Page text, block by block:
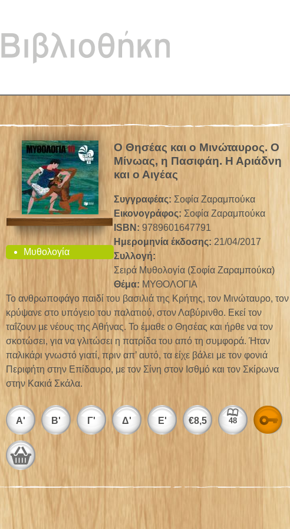
Μυθολογία
Ο Θησέας και ο Μινώταυρος. Ο
Μίνωας, η Πασιφάη. Η Αριάδνη
και ο Αιγέας
Συγγραφέας: Σοφία Ζαραμπούκα
Εικονογράφος: Σοφία Ζαραμπούκα
ISBN:9789601647791
Ημερομηνία έκδοσης: 21/04/2017
Συλλογή:
Σειρά Μυθολογία (Σοφία Ζαραμπούκα)
Θέμα: ΜΥΘΟΛΟΓΙΑ
Το ανθρωποφάγο παιδί του βασιλιά της Κρήτης, τον Μινώταυρο, τον
κρύψανε στο υπόγειο του παλατιού, στον Λαβύρινθο. Εκεί τον
ταΐζουν με νέους της Αθήνας. Το έμαθε ο Θησέας και ήρθε να τον
σκοτώσει, για να γλιτώσει η πατρίδα του από τη συμφορά. Ήταν
παλικάρι γνωστό γιατί, πριν απ’ αυτό, τα είχε βάλει με τον φονιά
Περιφήτη στην Επίδαυρο, με τον Σίνη στον Ισθμό και τον Σκίρωνα
στην Κακιά Σκάλα.
Α' Β' Γ' Δ' Ε' €8,5 48